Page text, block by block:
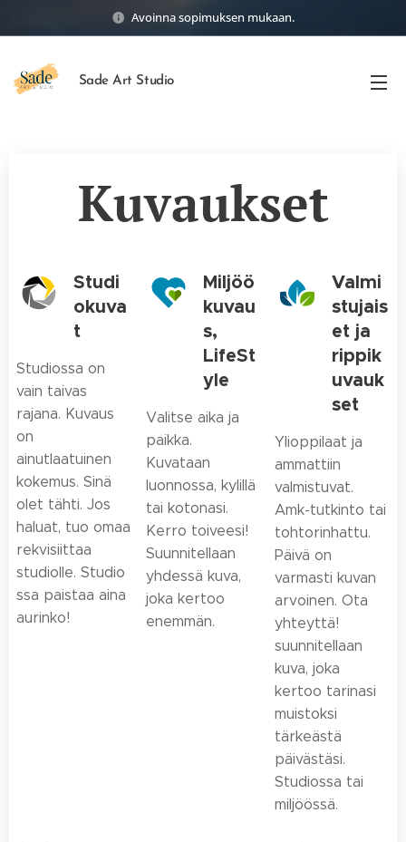
Avoinna sopimuksen mukaan.
Sade Art Studio
Kuvaukset
Studi
okuva
t
Studiossa on
vain taivas
rajana. Kuvaus
on
ainutlaatuinen
kokemus. Sinä
olet tähti. Jos
haluat, tuo omaa
rekvisiittaa
studiolle. Studio
ssa paistaa aina
aurinko!
Miljöö
kuvau
s,
LifeSt
yle
Valitse aika ja
paikka.
Kuvataan
luonnossa, kylillä
tai kotonasi.
Kerro toiveesi!
Suunnitellaan
yhdessä kuva,
joka kertoo
enemmän.
Valmi
stujais
et ja
rippik
uvauk
set
Ylioppilaat ja
ammattiin
valmistuvat.
Amk-tutkinto tai
tohtorinhattu.
Päivä on
varmasti kuvan
arvoinen. Ota
yhteyttä!
suunnitellaan
kuva, joka
kertoo tarinasi
muistoksi
tärkeästä
päivästäsi.
Studiossa tai
miljöössä.